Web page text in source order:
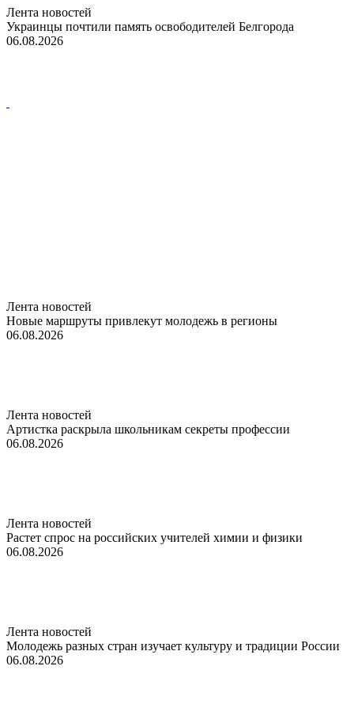
Лента новостей
Украинцы почтили память освободителей Белгорода
06.08.2026
Лента новостей
Новые маршруты привлекут молодежь в регионы
06.08.2026
Лента новостей
Артистка раскрыла школьникам секреты профессии
06.08.2026
Лента новостей
Растет спрос на российских учителей химии и физики
06.08.2026
Лента новостей
Молодежь разных стран изучает культуру и традиции России
06.08.2026